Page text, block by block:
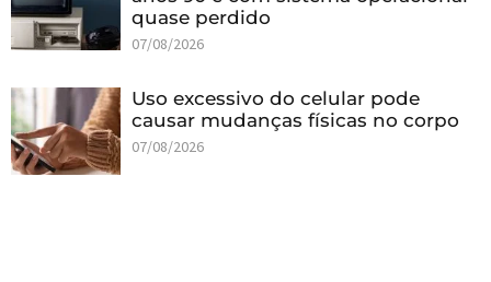
quase perdido
07/08/2026
Uso excessivo do celular pode
causar mudanças físicas no corpo
07/08/2026